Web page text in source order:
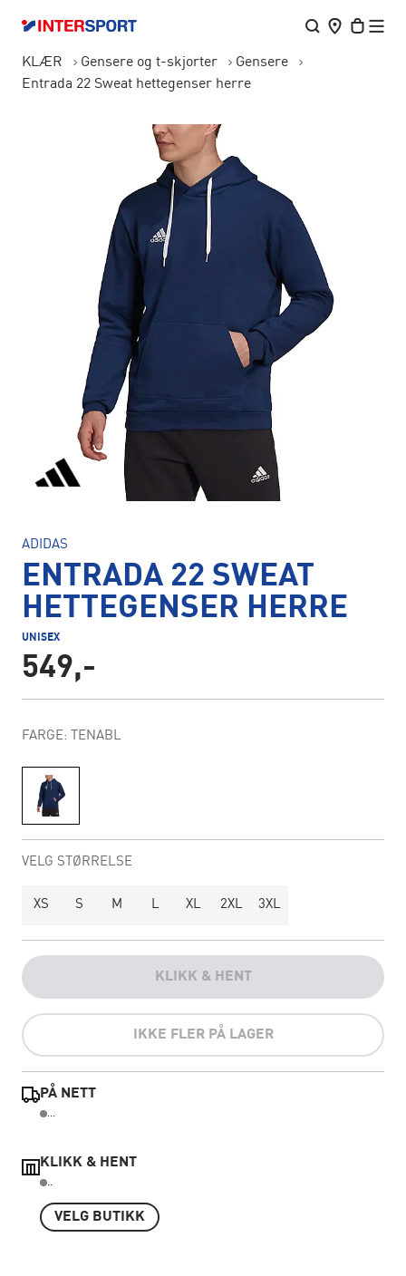
KLÆR Gensere og t-skjorter
Gensere
Entrada 22 Sweat hettegenser herre
ADIDAS
ENTRADA 22 SWEAT
HETTEGENSER HERRE
UNISEX
549,-
FARGE: TENABL
VELG STØRRELSE
XS S M L XL 2XL 3XL
KLIKK & HENT
IKKE FLER PÅ LAGER
PÅ NETT
...
KLIKK & HENT
..
VELG BUTIKK